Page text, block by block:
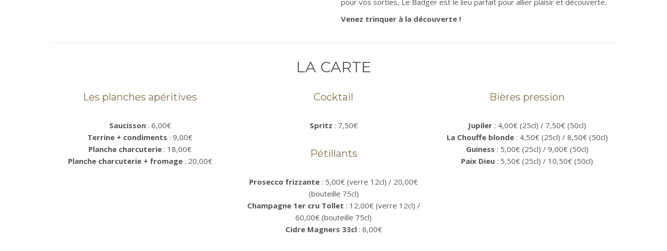
pour vos sorties, Le Badger est le lieu parfait pour allier plaisir et découverte.
Venez trinquer à la découverte !
LA CARTE
Les planches apéritives
Saucisson: 6,00€
Terrine + condiments : 9,00€
Planche charcuterie : 18,00€
Planche charcuterie + fromage: 20,00€
Cocktail
Spritz : 7,50€
Pétillants
Prosecco frizzante : 5,00€ (verre 12cl) / 20,00€
(bouteille 75cl)
Champagne 1er cru Tollet : 12,00€ (verre 12cl) /
60,00€ (bouteille 75cl)
Cidre Magners 33cl: 6,00€
Bières pression
Jupiler : 4,00€ (25cl) / 7,50€ (50cl)
La Chouffe blonde: 4,50€ (25cl) / 8,50€ (50cl)
Guiness : 5,00€ (25cl) / 9,00€ (50cl)
Paix Dieu : 5,50€ (25cl) / 10,50€ (50cl)